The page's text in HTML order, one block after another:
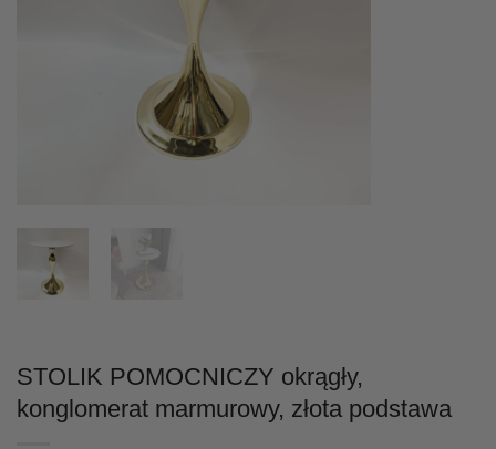
STOLIK POMOCNICZY okrągły,
konglomerat marmurowy, złota podstawa